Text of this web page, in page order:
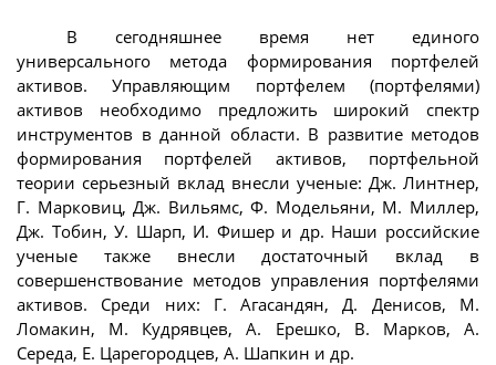
В сегодняшнее время нет единого
универсального метода формирования портфелей
активов. Управляющим портфелем (портфелями)
активов необходимо предложить широкий спектр
инструментов в данной области. В развитие методов
формирования портфелей активов, портфельной
теории серьезный вклад внесли ученые: Дж. Линтнер,
Г. Марковиц, Дж. Вильямс, Ф. Модельяни, М. Миллер,
Дж. Тобин, У. Шарп, И. Фишер и др. Наши российские
ученые также внесли достаточный вклад в
совершенствование методов управления портфелями
активов. Среди них: Г. Агасандян, Д. Денисов, М.
Ломакин, М. Кудрявцев, А. Ерешко, В. Марков, А.
Середа, Е. Царегородцев, А. Шапкин и др.